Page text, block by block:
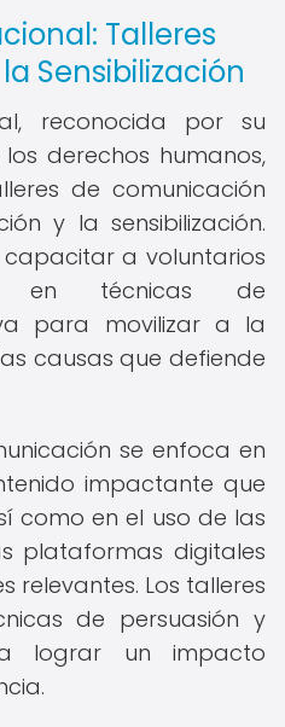
Talleres
Sensibilización
reconocida por su
derechos humanos,
de comunicación
y la sensibilización.
capacitar a voluntarios
en técnicas de
para movilizar a la
causas que defiende
se enfoca en
impactante que
como en el uso de las
plataformas digitales
relevantes. Los talleres
de persuasión y
lograr un impacto